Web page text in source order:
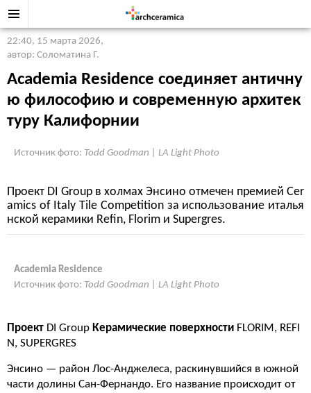
22:40, 15 марта 2026,
автор: Соломатина Г.
Academia Residence соединяет античну
ю философию и современную архитек
туру Калифорнии
Источник фото: Todd Goodman | LA Light Photo
Проект DI Group в холмах Энсино отмечен премией Cer
amics of Italy Tile Competition за использование италья
нской керамики Refin, Florim и Supergres.
Academia Residence
Источник фото: Todd Goodman | LA Light Photo
Проект DI Group Керамические поверхности FLORIM, REFI
N, SUPERGRES
Энсино — район Лос-Анджелеса, раскинувшийся в южной
части долины Сан-Фернандо. Его название происходит от